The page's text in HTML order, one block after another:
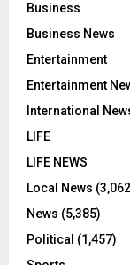
Business
Business News
Entertainment
Entertainment
International
LIFE
LIFE NEWS
Local News
News (5,385)
Political (1,457)